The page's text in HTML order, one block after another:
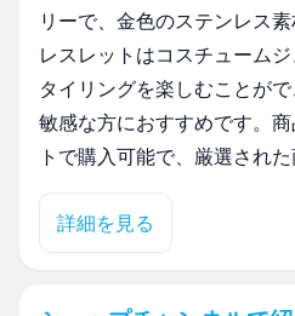
リーで、金色のステンレス
レスレットはコスチューム
タイリングを楽しむことが
敏感な方におすすめです。
トで購入可能で、厳選され
詳細を見る